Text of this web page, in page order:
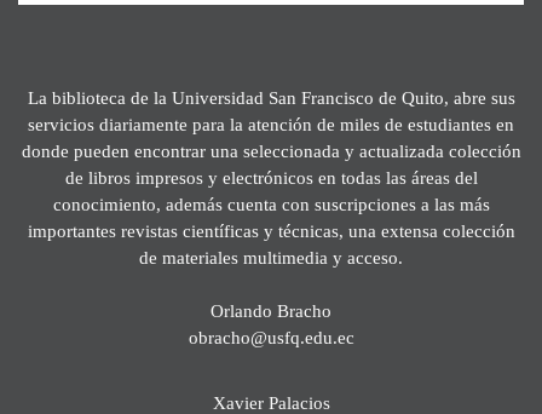
La biblioteca de la Universidad San Francisco de Quito, abre sus
servicios diariamente para la atención de miles de estudiantes en
donde pueden encontrar una seleccionada y actualizada colección
de libros impresos y electrónicos en todas las áreas del
conocimiento, además cuenta con suscripciones a las más
importantes revistas científicas y técnicas, una extensa colección
de materiales multimedia y acceso.
Orlando Bracho
obracho@usfq.edu.ec
Xavier Palacios